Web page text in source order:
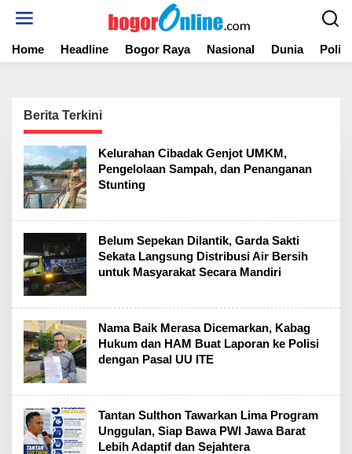
t
Home Headline Bogor Raya Nasional Dunia
Berita Terkini
B
o
g
o
r
i
n
e
Kelurahan Cibadak Genjot UMKM,
Pengelolaan Sampah, dan Penanganan
Stunting
Belum Sepekan Dilantik, Garda Sakti
Sekata Langsung Distribusi Air Bersih
untuk Masyarakat Secara Mandiri
Nama Baik Merasa Dicemarkan, Kabag
Hukum dan HAM Buat Laporan ke Polisi
dengan Pasal UU ITE
Tantan Sulthon Tawarkan Lima Program
Unggulan, Siap Bawa PWI Jawa Barat
Lebih Adaptif dan Sejahtera